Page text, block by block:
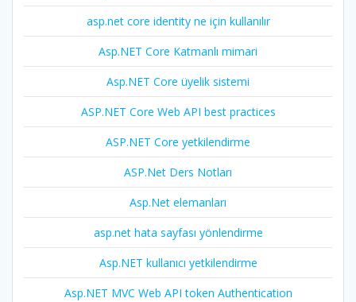
asp.net core identity ne için kullanılır
Asp.NET Core Katmanlı mimari
Asp.NET Core üyelik sistemi
ASP.NET Core Web API best practices
ASP.NET Core yetkilendirme
ASP.Net Ders Notları
Asp.Net elemanları
asp.net hata sayfası yönlendirme
Asp.NET kullanıcı yetkilendirme
Asp.NET MVC Web API token Authentication